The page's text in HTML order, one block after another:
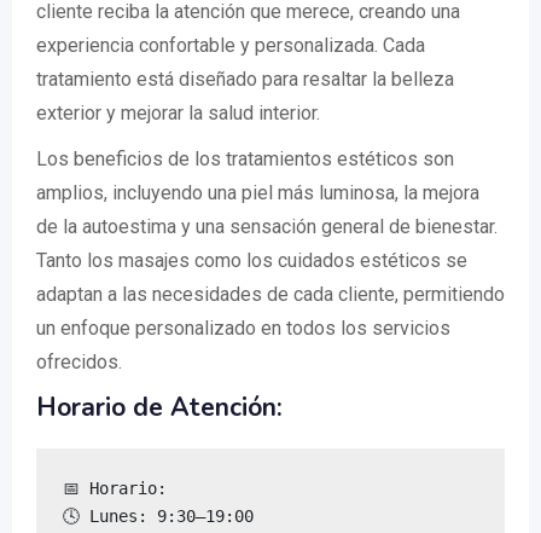
cliente reciba la atención que merece, creando una
experiencia confortable y personalizada. Cada
tratamiento está diseñado para resaltar la belleza
exterior y mejorar la salud interior.
Los beneficios de los tratamientos estéticos son
amplios, incluyendo una piel más luminosa, la mejora
de la autoestima y una sensación general de bienestar.
Tanto los masajes como los cuidados estéticos se
adaptan a las necesidades de cada cliente, permitiendo
un enfoque personalizado en todos los servicios
ofrecidos.
Horario de Atención:
📅 Horario:
🕓 Lunes: 9:30–19:00